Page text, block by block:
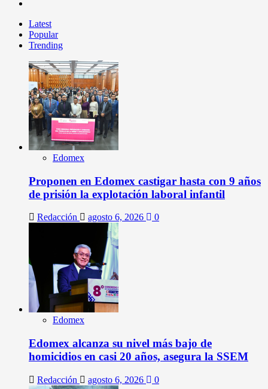
Latest
Popular
Trending
Edomex
Proponen en Edomex castigar hasta con 9 años
de prisión la explotación laboral infantil
Redacción agosto 6, 2026 0
Edomex
Edomex alcanza su nivel más bajo de
homicidios en casi 20 años, asegura la SSEM
Redacción agosto 6, 2026 0